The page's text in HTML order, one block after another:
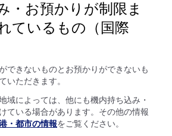
・お預かりが制限ま
ているもの（国際
できないものとお預かりができないも
いただきます。
域によっては、他にも機内持ち込み・
ている場合があります。その他の情報
・都市の情報をご覧ください。